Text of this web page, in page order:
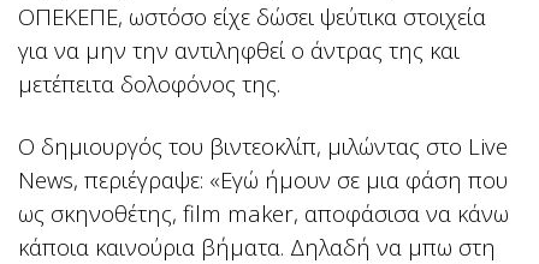
ΟΠΕΚΕΠΕ, ωστόσο είχε δώσει ψεύτικα στοιχεία
για να μην την αντιληφθεί ο άντρας της και
μετέπειτα δολοφόνος της.
Ο δημιουργός του βιντεοκλίπ, μιλώντας στο Live
News, περιέγραψε: «Εγώ ήμουν σε μια φάση που
ως σκηνοθέτης, film maker, αποφάσισα να κάνω
κάποια καινούρια βήματα. Δηλαδή να μπω στη